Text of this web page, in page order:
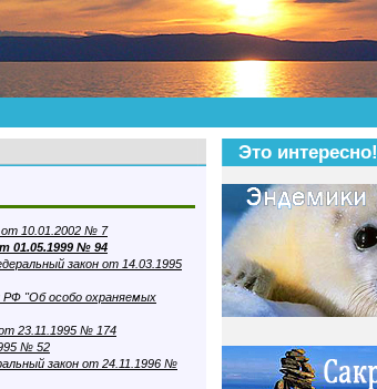
от 10.01.2002 № 7
01.05.1999 № 94
закон от 14.03.1995
"Об особо охраняемых
23.11.1995 № 174
№ 52
закон от 24.11.1996 №
Это интересно!